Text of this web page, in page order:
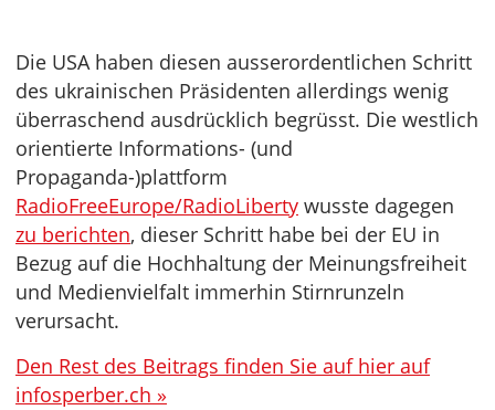
Die USA haben diesen ausserordentlichen Schritt
des ukrainischen Präsidenten allerdings wenig
überraschend ausdrücklich begrüsst. Die westlich
orientierte Informations- (und
Propaganda-)plattform
RadioFreeEurope/RadioLiberty wusste dagegen
zu berichten, dieser Schritt habe bei der EU in
Bezug auf die Hochhaltung der Meinungsfreiheit
und Medienvielfalt immerhin Stirnrunzeln
verursacht.
Den Rest des Beitrags finden Sie auf hier auf
infosperber.ch »